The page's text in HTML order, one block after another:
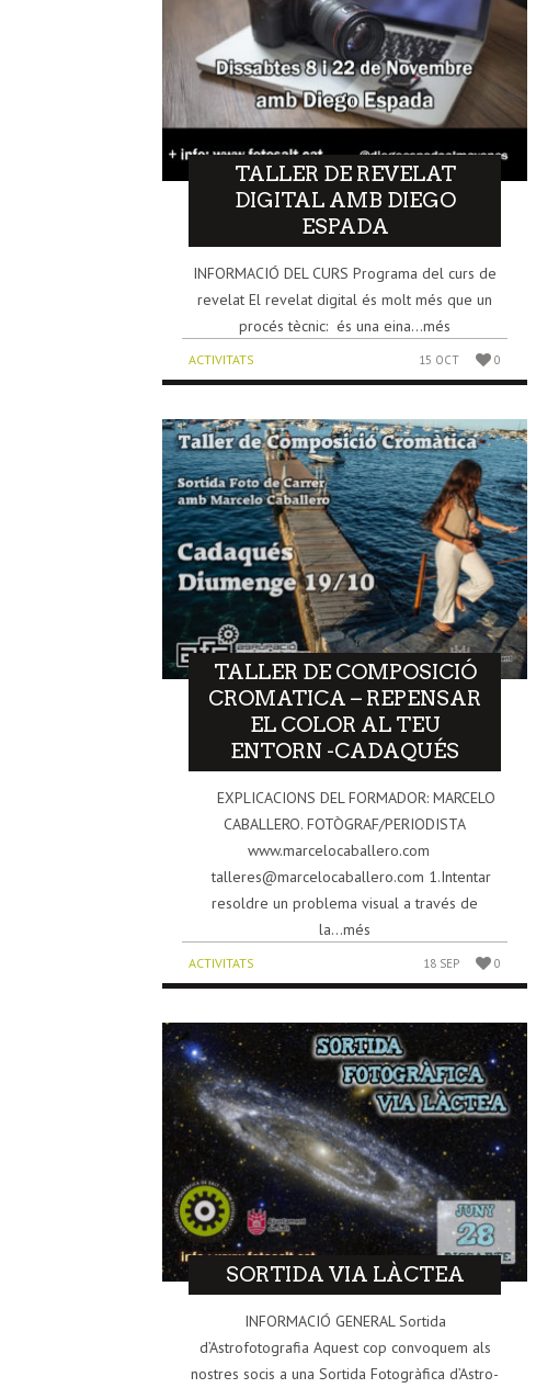
TALLER DE REVELAT
DIGITAL AMB DIEGO
ESPADA
INFORMACIÓ DEL CURS Programa del curs de
revelat El revelat digital és molt més que un
procés tècnic: és una eina...més
ACTIVITATS 15 OCT 0
TALLER DE COMPOSICIÓ
CROMATICA – REPENSAR
EL COLOR AL TEU
ENTORN -CADAQUÉS
EXPLICACIONS DEL FORMADOR: MARCELO
CABALLERO. FOTÒGRAF/PERIODISTA
www.marcelocaballero.com
talleres@marcelocaballero.com 1.Intentar
resoldre un problema visual a través de
la...més
ACTIVITATS 18 SEP 0
SORTIDA VIA LÀCTEA
INFORMACIÓ GENERAL Sortida
d’Astrofotografia Aquest cop convoquem als
nostres socis a una Sortida Fotogràfica d’Astro-